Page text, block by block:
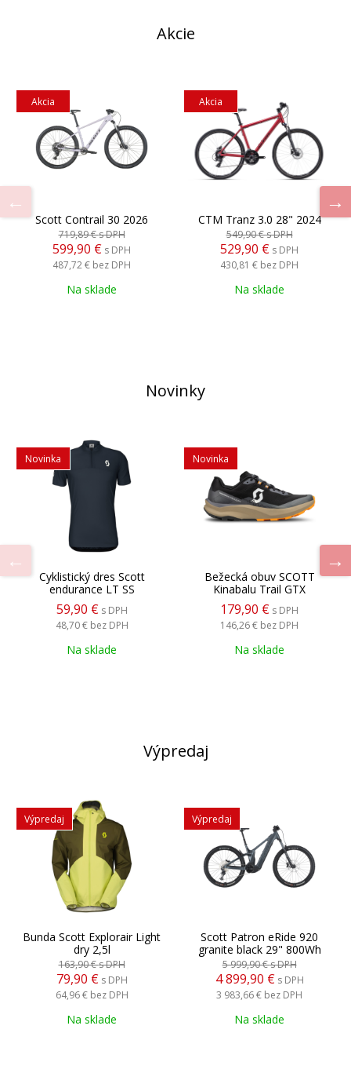
Akcie
Akcia
Scott Contrail 30 2026
719,89 €s DPH
599,90 € s DPH
487,72 € bez DPH
Na sklade
Akcia
CTM Tranz 3.0 28" 2024
549,90 €s DPH
529,90 € s DPH
430,81 € bez DPH
Na sklade
Novinky
Novinka
Cyklistický dres Scott
endurance LT SS
59,90 € s DPH
48,70 € bez DPH
Na sklade
Novinka
Bežecká obuv SCOTT
Kinabalu Trail GTX
179,90 € s DPH
146,26 € bez DPH
Na sklade
Výpredaj
Výpredaj
Bunda Scott Explorair Light
dry 2,5l
163,90 €s DPH
79,90 € s DPH
64,96 € bez DPH
Na sklade
Výpredaj
Scott Patron eRide 920
granite black 29" 800Wh
5 999,90 €s DPH
4 899,90 € s DPH
3 983,66 € bez DPH
Na sklade